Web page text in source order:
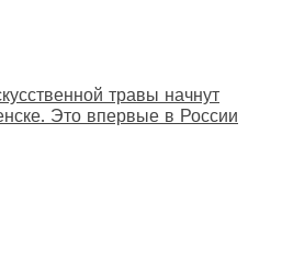
травы начнут
Это впервые в России